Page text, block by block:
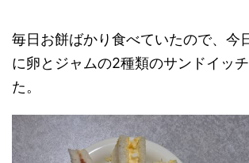
毎日お餅ばかり食べていたので、今
に卵とジャムの2種類のサンドイッ
た。